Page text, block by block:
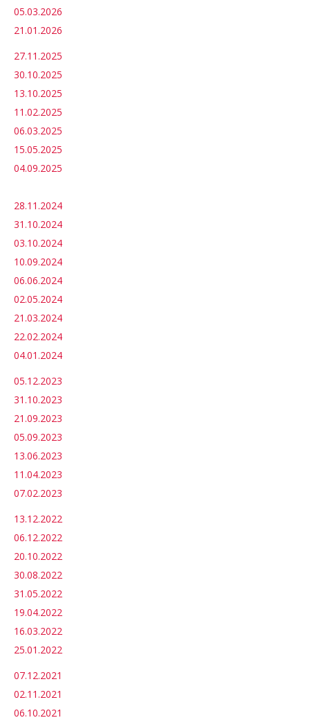
05.03.2026
21.01.2026
27.11.2025
30.10.2025
13.10.2025
11.02.2025
06.03.2025
15.05.2025
04.09.2025
28.11.2024
31.10.2024
03.10.2024
10.09.2024
06.06.2024
02.05.2024
21.03.2024
22.02.2024
04.01.2024
05.12.2023
31.10.2023
21.09.2023
05.09.2023
13.06.2023
11.04.2023
07.02.2023
13.12.2022
06.12.2022
20.10.2022
30.08.2022
31.05.2022
19.04.2022
16.03.2022
25.01.2022
07.12.2021
02.11.2021
06.10.2021